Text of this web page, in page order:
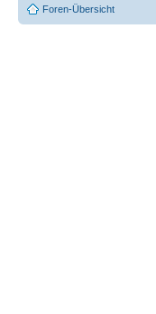
Foren-Übersicht